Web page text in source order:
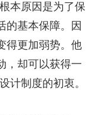
本原因是为了保
的基本保障。因
得更加弱势。他
，却可以获得一
计制度的初衷。